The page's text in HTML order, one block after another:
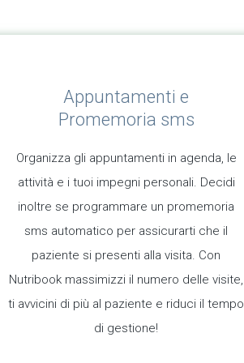
Appuntamenti e
Promemoria sms
Organizza gli appuntamenti in agenda, le
attività e i tuoi impegni personali. Decidi
inoltre se programmare un promemoria
sms automatico per assicurarti che il
paziente si presenti alla visita. Con
Nutribook massimizzi il numero delle visite,
ti avvicini di più al paziente e riduci il tempo
di gestione!